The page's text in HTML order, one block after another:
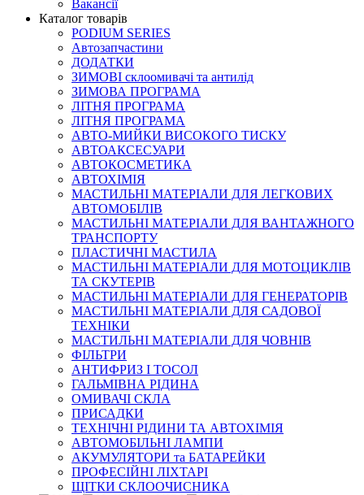
Вакансії
Каталог товарів
PODIUM SERIES
Автозапчастини
ДОДАТКИ
ЗИМОВІ склоомивачі та антилід
ЗИМОВА ПРОГРАМА
ЛІТНЯ ПРОГРАМА
ЛІТНЯ ПРОГРАМА
АВТО-МИЙКИ ВИСОКОГО ТИСКУ
АВТОАКСЕСУАРИ
АВТОКОСМЕТИКА
АВТОХІМІЯ
МАСТИЛЬНІ МАТЕРІАЛИ ДЛЯ ЛЕГКОВИХ
АВТОМОБІЛІВ
МАСТИЛЬНІ МАТЕРІАЛИ ДЛЯ ВАНТАЖНОГО
ТРАНСПОРТУ
ПЛАСТИЧНІ МАСТИЛА
МАСТИЛЬНІ МАТЕРІАЛИ ДЛЯ МОТОЦИКЛІВ
ТА СКУТЕРІВ
МАСТИЛЬНІ МАТЕРІАЛИ ДЛЯ ГЕНЕРАТОРІВ
МАСТИЛЬНІ МАТЕРІАЛИ ДЛЯ САДОВОЇ
ТЕХНІКИ
МАСТИЛЬНІ МАТЕРІАЛИ ДЛЯ ЧОВНІВ
ФІЛЬТРИ
АНТИФРИЗ І ТОСОЛ
ГАЛЬМІВНА РІДИНА
ОМИВАЧІ СКЛА
ПРИСАДКИ
ТЕХНІЧНІ РІДИНИ ТА АВТОХІМІЯ
АВТОМОБІЛЬНІ ЛАМПИ
АКУМУЛЯТОРИ та БАТАРЕЙКИ
ПРОФЕСІЙНІ ЛІХТАРІ
ЩІТКИ СКЛООЧИСНИКА